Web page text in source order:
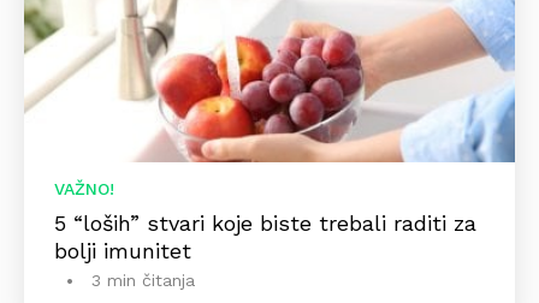
VAŽNO!
5 “loših” stvari koje biste trebali raditi za
bolji imunitet
3 min čitanja